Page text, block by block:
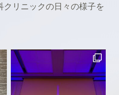
８月14日（木）午
）まで休診とさせい
リニックの日々の様子を